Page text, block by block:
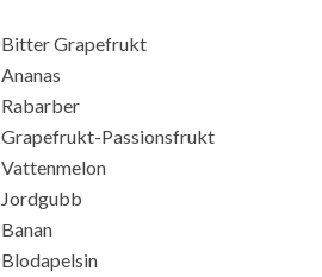
Bitter Grapefrukt
Ananas
Rabarber
Grapefrukt-Passionsfrukt
Vattenmelon
Jordgubb
Banan
Blodapelsin